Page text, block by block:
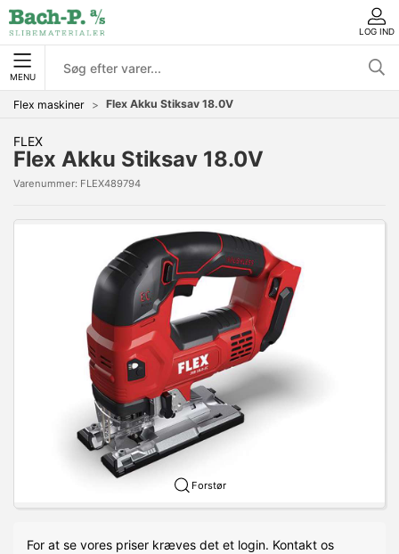
LOG IND
MENU
Flex maskiner Flex Akku Stiksav 18.0V
FLEX
Flex Akku Stiksav 18.0V
Varenummer: FLEX489794
Forstør
For at se vores priser kræves det et login. Kontakt os